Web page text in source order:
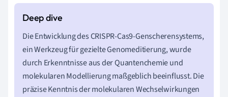
Die Entwicklung des CRISPR-Cas9-Genscherensystems,
ein Werkzeug für gezielte Genomeditierung, wurde
durch Erkenntnisse aus der Quantenchemie und
molekularen Modellierung maßgeblich beeinflusst. Die
präzise Kenntnis der molekularen Wechselwirkungen